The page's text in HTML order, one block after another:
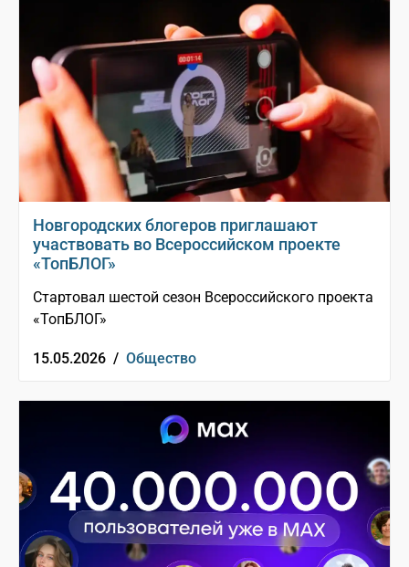
Новгородских блогеров приглашают
участвовать во Всероссийском проекте
«ТопБЛОГ»
Стартовал шестой сезон Всероссийского проекта
«ТопБЛОГ»
15.05.2026 / Общество